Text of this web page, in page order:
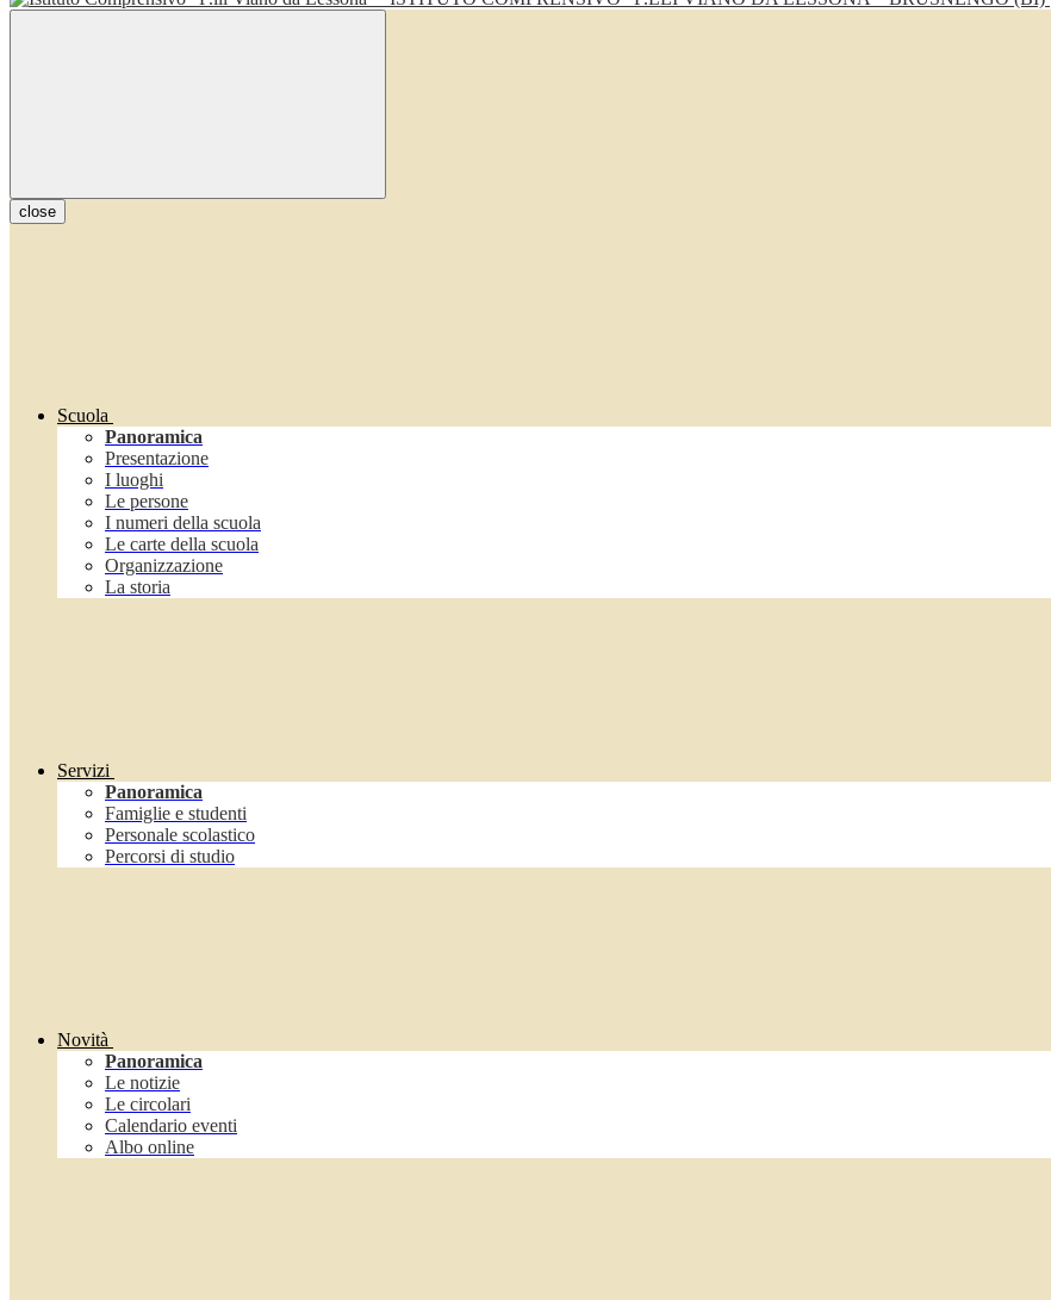
close
Scuola
Panoramica
Presentazione
I luoghi
Le persone
I numeri della scuola
Le carte della scuola
Organizzazione
La storia
Servizi
Panoramica
Famiglie e studenti
Personale scolastico
Percorsi di studio
Novità
Panoramica
Le notizie
Le circolari
Calendario eventi
Albo online